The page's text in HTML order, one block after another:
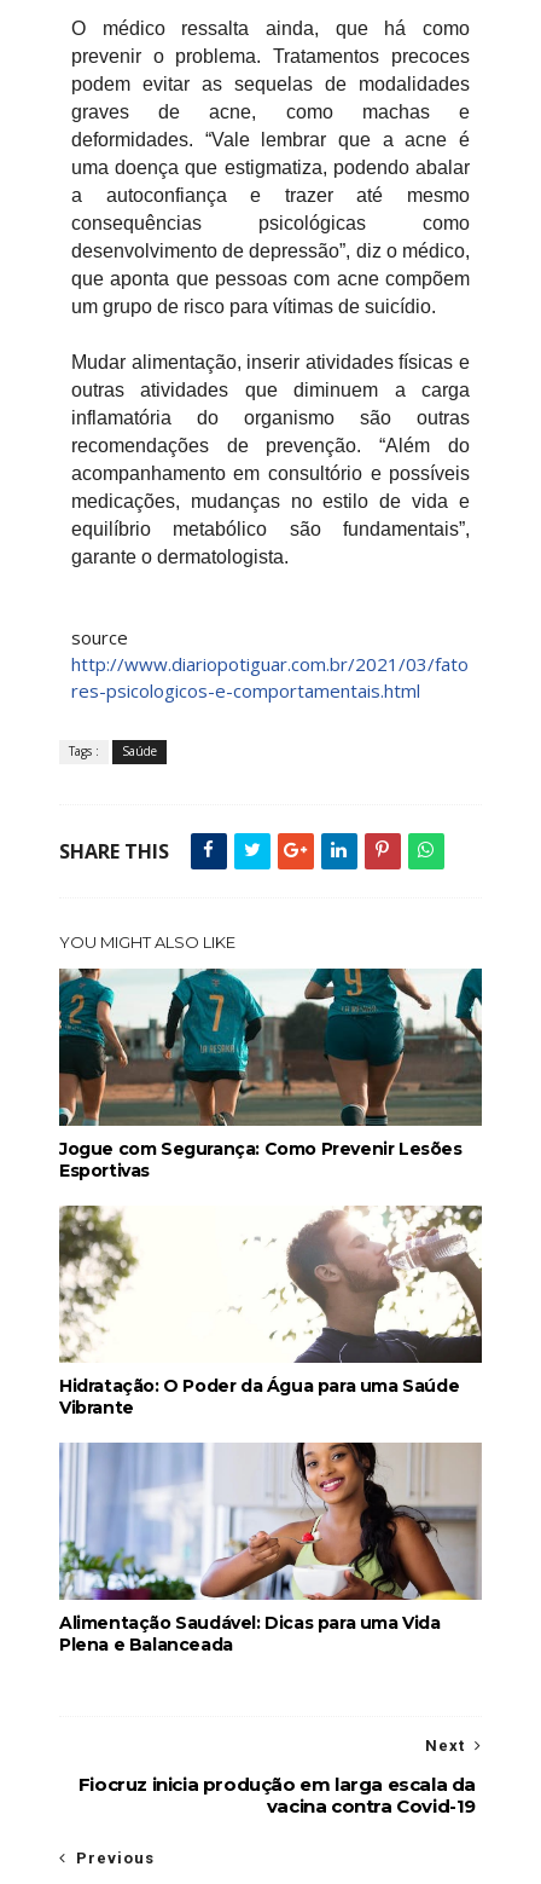
O médico ressalta ainda, que há como
prevenir o problema. Tratamentos precoces
podem evitar as sequelas de modalidades
graves de acne, como machas e
deformidades. “Vale lembrar que a acne é
uma doença que estigmatiza, podendo abalar
a autoconfiança e trazer até mesmo
consequências psicológicas como
desenvolvimento de depressão”, diz o médico,
que aponta que pessoas com acne compõem
um grupo de risco para vítimas de suicídio.
Mudar alimentação, inserir atividades físicas e
outras atividades que diminuem a carga
inflamatória do organismo são outras
recomendações de prevenção. “Além do
acompanhamento em consultório e possíveis
medicações, mudanças no estilo de vida e
equilíbrio metabólico são fundamentais”,
garante o dermatologista.
source
http://www.diariopotiguar.com.br/2021/03/fato
res-psicologicos-e-comportamentais.html
Tags : Saúde
SHARE THIS
YOU MIGHT ALSO LIKE
Jogue com Segurança: Como Prevenir Lesões
Esportivas
Hidratação: O Poder da Água para uma Saúde
Vibrante
Alimentação Saudável: Dicas para uma Vida
Plena e Balanceada
Next
Fiocruz inicia produção em larga escala da
vacina contra Covid-19
Previous